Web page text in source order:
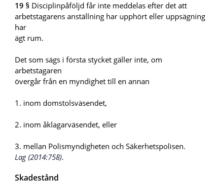
19 § Disciplinpåföljd får inte meddelas efter det att
arbetstagarens anställning har upphört eller uppsägning
har
ägt rum.
Det som sägs i första stycket gäller inte, om
arbetstagaren
övergår från en myndighet till en annan
1. inom domstolsväsendet,
2. inom åklagarväsendet, eller
3. mellan Polismyndigheten och Säkerhetspolisen.
Lag (2014:758).
Skadestånd